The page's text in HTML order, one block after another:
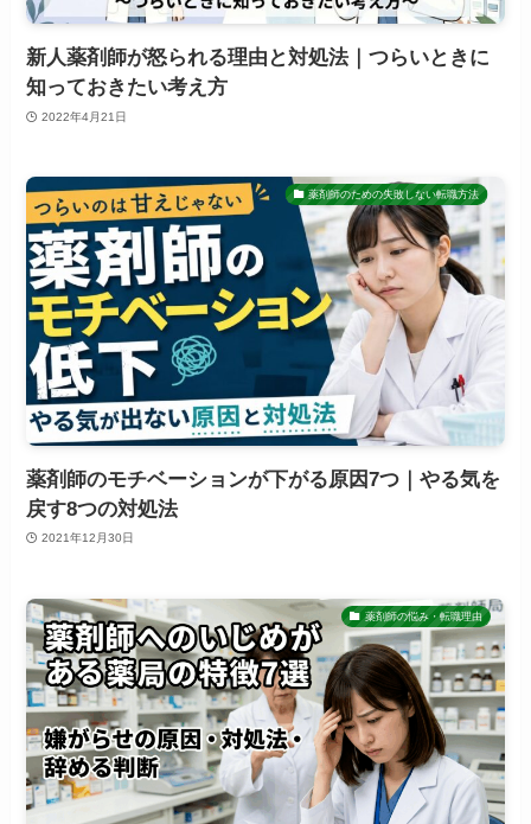
新人薬剤師が怒られる理由と対処法｜つらいときに
知っておきたい考え方
2022年4月21日
薬剤師のための失敗しない転職方法
薬剤師のモチベーションが下がる原因7つ｜やる気を
戻す8つの対処法
2021年12月30日
薬剤師の悩み・転職理由